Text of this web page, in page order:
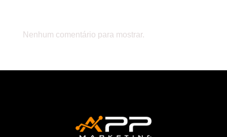
Nenhum comentário para mostrar.